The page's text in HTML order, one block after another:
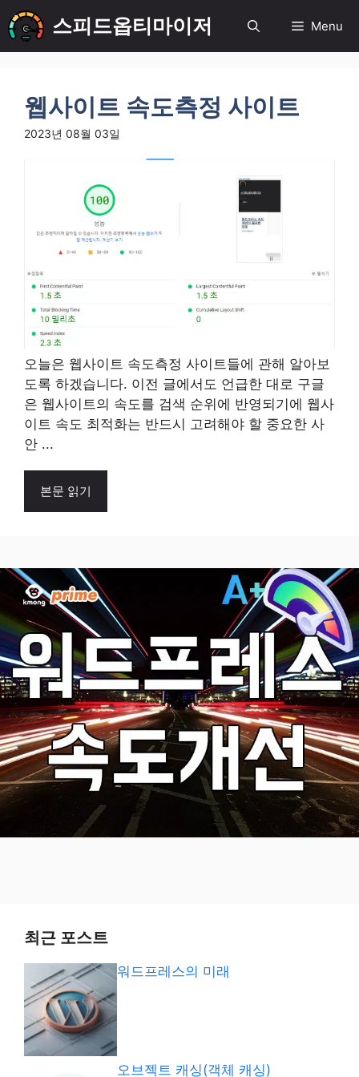
텐
츠
스피드옵티마이저 Menu
웹사이트 속도측정 사이트
2023년 08월 03일
오늘은 웹사이트 속도측정 사이트들에 관해 알아보
도록 하겠습니다. 이전 글에서도 언급한 대로 구글
은 웹사이트의 속도를 검색 순위에 반영되기에 웹사
이트 속도 최적화는 반드시 고려해야 할 중요한 사
안 ...
본문 읽기
최근 포스트
워드프레스의 미래
오브젝트 캐싱(객체 캐싱)